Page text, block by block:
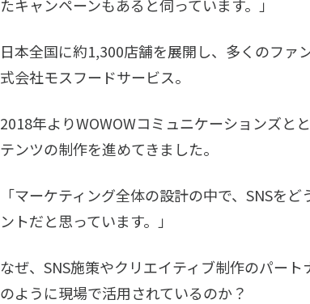
たキャンペーンもあると伺っています。」
日本全国に約1,300店舗を展開し、多くのフ
式会社モスフードサービス。
2018年よりWOWOWコミュニケーションズと
テンツの制作を進めてきました。
「マーケティング全体の設計の中で、SNSを
ントだと思っています。」
なぜ、SNS施策やクリエイティブ制作のパー
のように現場で活用されているのか？